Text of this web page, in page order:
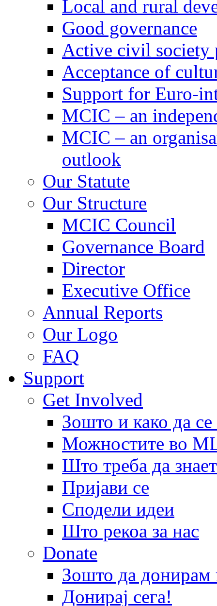
Local and rural
Good governance
Active civil society
Acceptance of
Support for Euro-
MCIC – an
MCIC – an
outlook
Our Statute
Our Structure
MCIC Council
Governance Board
Director
Executive Office
Annual Reports
Our Logo
FAQ
Support
Get Involved
Зошто и како да
Можностите во
Што треба да
Пријави се
Сподели идеи
Што рекоа за нас
Donate
Зошто да
Донирај сега!